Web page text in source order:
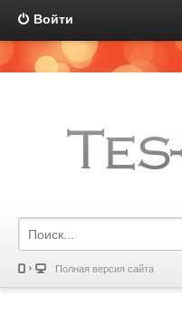
Войти
Полная версия сайта